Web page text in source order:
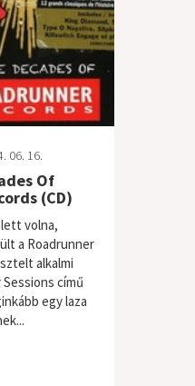
06. 16.
Of
(CD)
volna,
a Roadrunner
alkalmi
című
egy laza